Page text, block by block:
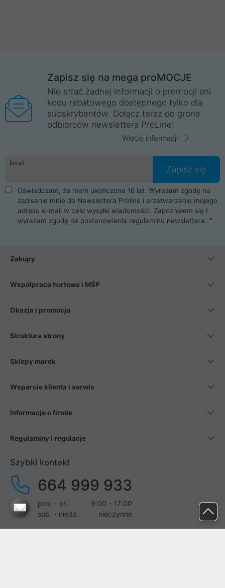
Zapisz się na mega proMOCJE
Nie strać żadnej informacji o promocji ani
kodu rabatowego dostępnego tylko dla
subskrybentów. Dołącz teraz do grona
odbiorców newslettera ProLine!
Więcej informacji
Email
Zapisz się
Oświadczam, że mam ukończone 16 lat. Wyrażam zgodę na
zapisanie mnie do Newslettera Proline i przetwarzanie mojego
adresu e-mail w celu wysyłki wiadomości. Zapoznałem się i
wyrażam zgodę na postanowienia regulaminu newslettera.
Zakupy
Współpraca hurtowa i MŚP
Okazja i promocja
Struktura strony
Sklepy marek
Wsparcie klienta i serwis
Informacje o firmie
Regulaminy i regulacje
Szybki kontakt
664 999 933
pon. - pt.
9:00 - 17:00
sob. - niedz.
nieczynne